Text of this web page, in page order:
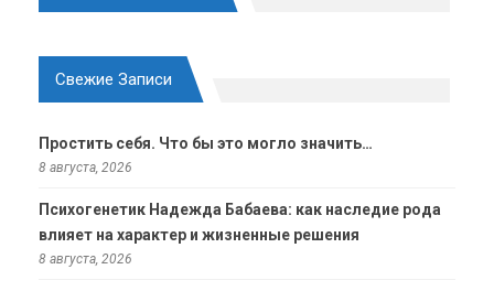
Свежие Записи
Простить себя. Что бы это могло значить…
8 августа, 2026
Психогенетик Надежда Бабаева: как наследие рода
влияет на характер и жизненные решения
8 августа, 2026